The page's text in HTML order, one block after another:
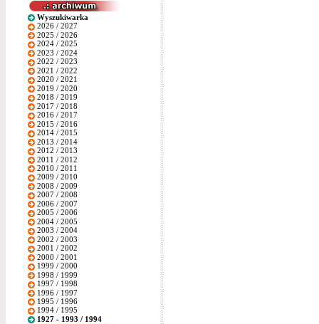
Wyszukiwarka
2026 / 2027
2025 / 2026
2024 / 2025
2023 / 2024
2022 / 2023
2021 / 2022
2020 / 2021
2019 / 2020
2018 / 2019
2017 / 2018
2016 / 2017
2015 / 2016
2014 / 2015
2013 / 2014
2012 / 2013
2011 / 2012
2010 / 2011
2009 / 2010
2008 / 2009
2007 / 2008
2006 / 2007
2005 / 2006
2004 / 2005
2003 / 2004
2002 / 2003
2001 / 2002
2000 / 2001
1999 / 2000
1998 / 1999
1997 / 1998
1996 / 1997
1995 / 1996
1994 / 1995
1927 - 1993 / 1994